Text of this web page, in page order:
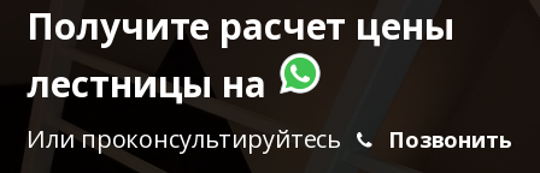
Получите расчет цены
лестницы на
Или проконсультируйтесь Позвонить